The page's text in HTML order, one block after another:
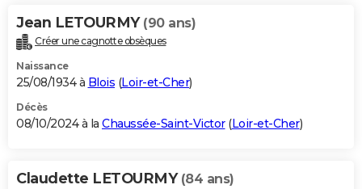
Jean LETOURMY (90 ans)
Créer une cagnotte obsèques
Naissance
25/08/1934 à Blois (Loir-et-Cher)
Décès
08/10/2024 à la Chaussée-Saint-Victor(Loir-et-Cher)
Claudette LETOURMY (84 ans)